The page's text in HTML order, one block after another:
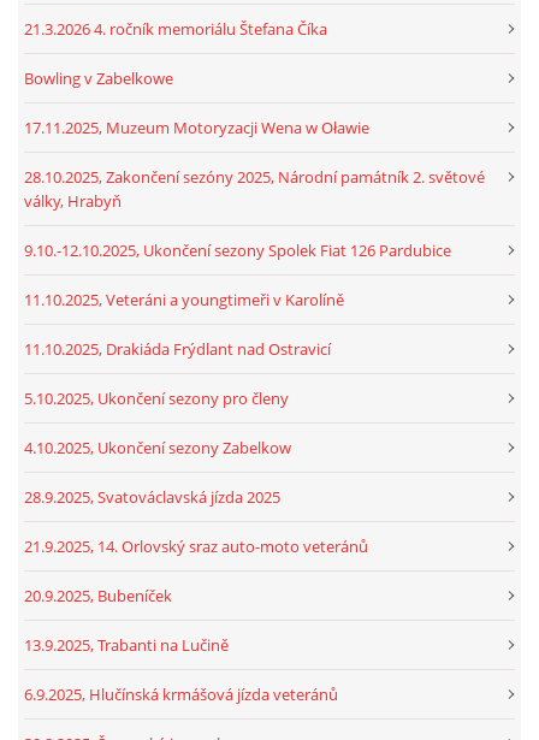
21.3.2026 4. ročník memoriálu Štefana Číka
Bowling v Zabelkowe
17.11.2025, Muzeum Motoryzacji Wena w Oławie
28.10.2025, Zakončení sezóny 2025, Národní památník 2. světové
války, Hrabyň
9.10.-12.10.2025, Ukončení sezony Spolek Fiat 126 Pardubice
11.10.2025, Veteráni a youngtimeři v Karolíně
11.10.2025, Drakiáda Frýdlant nad Ostravicí
5.10.2025, Ukončení sezony pro členy
4.10.2025, Ukončení sezony Zabelkow
28.9.2025, Svatováclavská jízda 2025
21.9.2025, 14. Orlovský sraz auto-moto veteránů
20.9.2025, Bubeníček
13.9.2025, Trabanti na Lučině
6.9.2025, Hlučínská krmášová jízda veteránů